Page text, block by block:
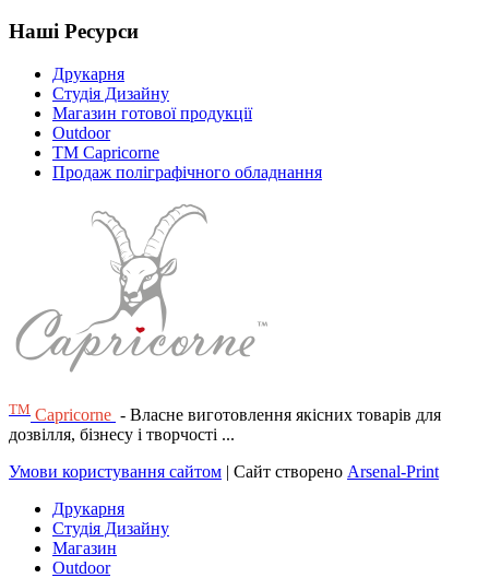
Наші Ресурси
Друкарня
Студія Дизайну
Магазин готової продукції
Outdoor
TM Capricorne
Продаж поліграфічного обладнання
ТМ Capricorne - Власне виготовлення якісних товарів для
дозвілля, бізнесу і творчості ...
Умови користування сайтом | Сайт створено Arsenal-Print
Друкарня
Студія Дизайну
Магазин
Outdoor